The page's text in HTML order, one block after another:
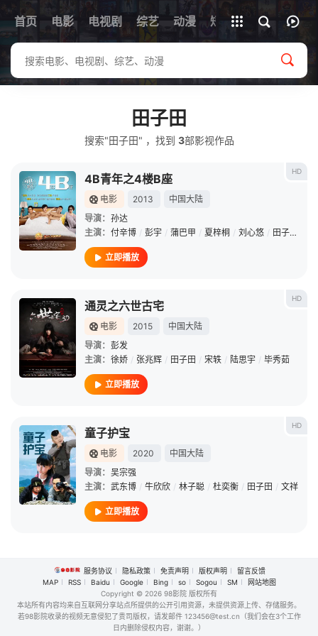
首页 电影 电视剧 综艺 动漫 短剧
全部影片
田子田
搜索"田子田" ，找到 3部影视作品
HD
4B青年之4楼B座
电影 2013
中国大陆
导演： 孙达
主演： 付辛博 / 彭宇 / 蒲巴甲 / 夏梓桐 / 刘心悠 / 田子田
立即播放
HD
通灵之六世古宅
电影 2015
中国大陆
导演： 彭发
主演： 徐娇 / 张兆辉 / 田子田 / 宋轶 / 陆思宇 / 毕秀茹
立即播放
HD
童子护宝
电影 2020
中国大陆
导演： 吴宗强
主演： 武东博 / 牛欣欣 / 林子聪 / 杜奕衡 / 田子田 / 文祥
立即播放
服务协议 隐私政策 免责声明 版权声明
留言反馈
MAP
RSS Baidu Google Bing so Sogou SM
网站地图
Copyright © 2026 98影院 版权所有
本站所有内容均来自互联网分享站点所提供的公开引用资源，未提供资源上传、存储服务。
若98影院收录的视频无意侵犯了贵司版权，请发邮件 123456@test.cn（我们会在3个工作
日内删除侵权内容，谢谢。）